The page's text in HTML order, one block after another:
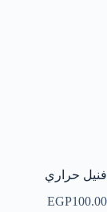
فنيل حراري
EGP100.00